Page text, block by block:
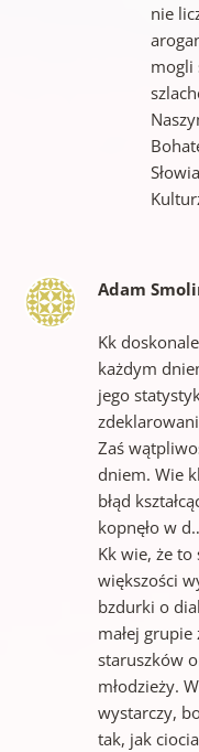
nie
mogli
Adam
Kk
każdym
jego
Zaś
dniem. Wie
błąd
kopnęło w
Kk wie, że to
większości
bzdurki o
małej
staruszków
młodzieży.
wystarczy,
tak, jak